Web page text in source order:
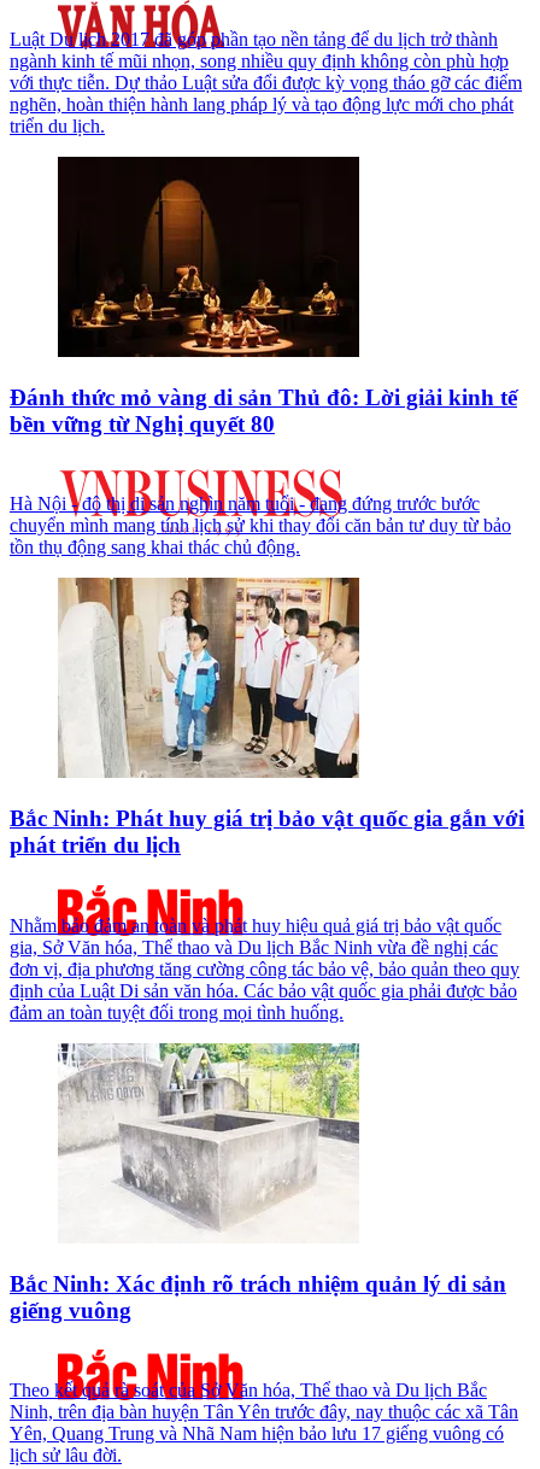
Luật Du lịch 2017 đã góp phần tạo nền tảng để du lịch trở thành
ngành kinh tế mũi nhọn, song nhiều quy định không còn phù hợp
với thực tiễn. Dự thảo Luật sửa đổi được kỳ vọng tháo gỡ các điểm
nghẽn, hoàn thiện hành lang pháp lý và tạo động lực mới cho phát
triển du lịch.
Đánh thức mỏ vàng di sản Thủ đô: Lời giải kinh tế
bền vững từ Nghị quyết 80
Hà Nội - đô thị di sản nghìn năm tuổi - đang đứng trước bước
chuyển mình mang tính lịch sử khi thay đổi căn bản tư duy từ bảo
tồn thụ động sang khai thác chủ động.
Bắc Ninh: Phát huy giá trị bảo vật quốc gia gắn với
phát triển du lịch
Nhằm bảo đảm an toàn và phát huy hiệu quả giá trị bảo vật quốc
gia, Sở Văn hóa, Thể thao và Du lịch Bắc Ninh vừa đề nghị các
đơn vị, địa phương tăng cường công tác bảo vệ, bảo quản theo quy
định của Luật Di sản văn hóa. Các bảo vật quốc gia phải được bảo
đảm an toàn tuyệt đối trong mọi tình huống.
Bắc Ninh: Xác định rõ trách nhiệm quản lý di sản
giếng vuông
Theo kết quả rà soát của Sở Văn hóa, Thể thao và Du lịch Bắc
Ninh, trên địa bàn huyện Tân Yên trước đây, nay thuộc các xã Tân
Yên, Quang Trung và Nhã Nam hiện bảo lưu 17 giếng vuông có
lịch sử lâu đời.